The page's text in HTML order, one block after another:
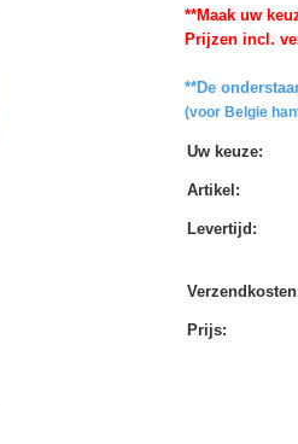
**Maak uw
Prijzen incl.
**De
(voor Belgie
Uw keuze:
Artikel :
Levertijd :
Verzendkosten
Prijs: